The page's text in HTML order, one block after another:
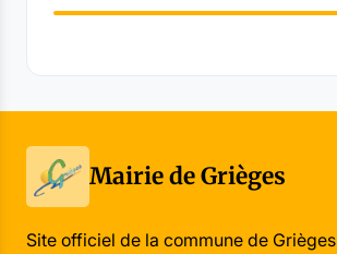
Mairie de Grièges
Site officiel de la commune de Grièges